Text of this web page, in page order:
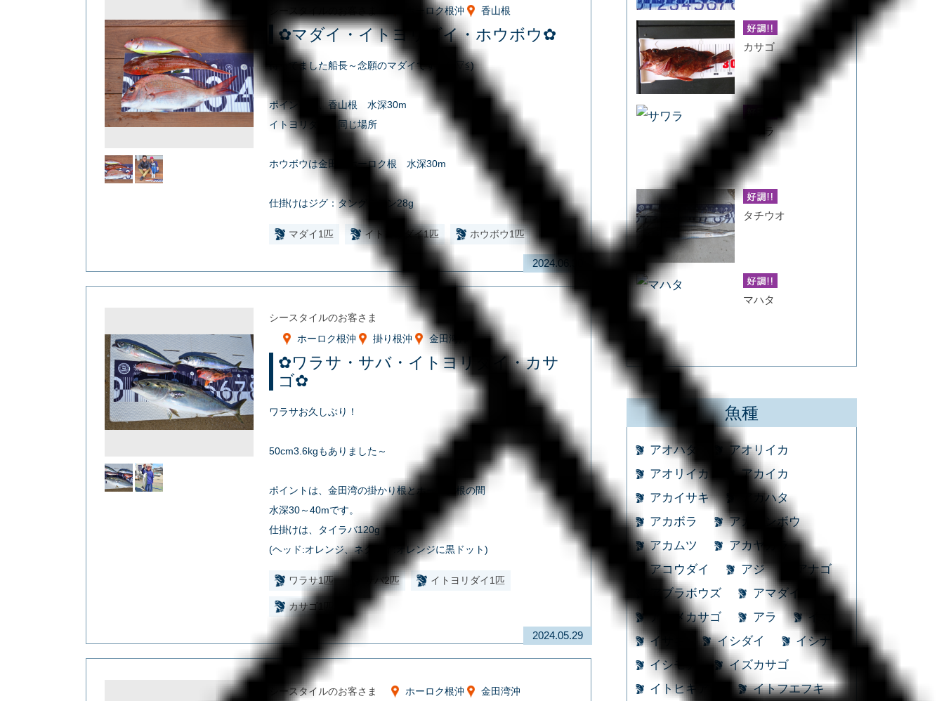
ホーロク根沖 香山根
✿マダイ・イトヨリダイ・ホウボウ✿
待ってました船長～念願のマダイですね(≧▽≦)
ポイントは、香山根 水深30m
イトヨリダイも同じ場所
ホウボウは金田湾ホーロク根 水深30m
仕掛けはジグ：タングステン28g
マダイ1匹 イトヨリダイ1匹 ホウボウ1匹
2024.06.30
シースタイルのお客さま
ホーロク根沖
掛り根沖 金田湾沖
✿ワラサ・サバ・イトヨリダイ・カサ
ゴ✿
ワラサお久しぶり！
50cm3.6kgもありました～
ポイントは、金田湾の掛かり根とホーロク根の間
水深30～40mです。
仕掛けは、タイラバ120g
(ヘッド:オレンジ、ネクタイ:オレンジに黒ドット)
ワラサ1匹 サバ2匹 イトヨリダイ1匹
カサゴ1匹
2024.05.29
シースタイルのお客さま ホーロク根沖 金田湾沖
カサゴ
サワラ
タチウオ
マハタ
魚種
アオハタ
アオリイカ
アオリイカ
アカイカ
アカイサキ
アカハタ
アカボラ
アカマンボウ
アカムツ
アカヤガラ
アコウダイ
アジ
アナゴ
アブラボウズ
アマダイ
アヤメカサゴ
アラ
イカ
イサキ
イシダイ
イシナギ
イシモチ
イズカサゴ
イトヒキアジ
イトフエフキ